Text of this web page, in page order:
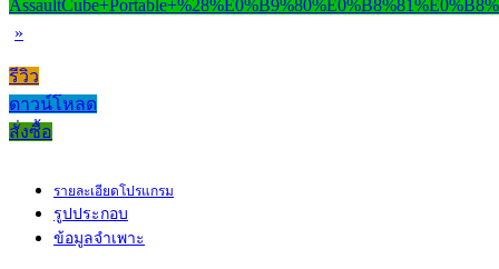
»
รีวิว
ดาวน์โหลด
สั่งซื้อ
รายละเอียดโปรแกรม
รูปประกอบ
ข้อมูลจำเพาะ